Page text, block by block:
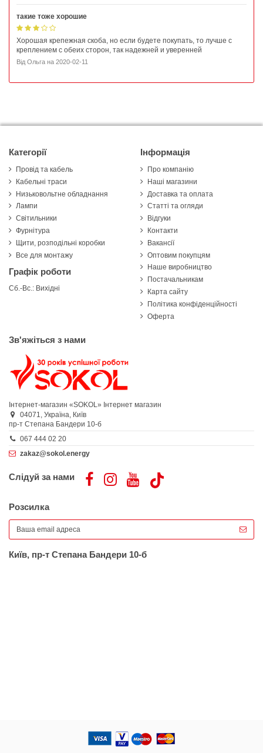
такие тоже хорошие
Хорошая крепежная скоба, но если будете покупать, то лучше с
креплением с обеих сторон, так надежней и уверенней
Від Ольга на 2020-02-11
Категорії
Провід та кабель
Кабельні траси
Низьковольтне обладнання
Лампи
Світильники
Фурнітура
Щити, розподільні коробки
Все для монтажу
Графік роботи
Сб.-Вс.: Вихідні
Інформація
Про компанію
Наші магазини
Доставка та оплата
Статті та огляди
Відгуки
Контакти
Вакансії
Оптовим покупцям
Наше виробництво
Постачальникам
Карта сайту
Політика конфіденційності
Оферта
Зв'яжіться з нами
Інтернет-магазин «SOKOL» Інтернет магазин
04071, Україна, Київ
пр-т Степана Бандери 10-б
067 444 02 20
zakaz@sokol.energy
Слідуй за нами
Розсилка
Київ, пр-т Степана Бандери 10-б